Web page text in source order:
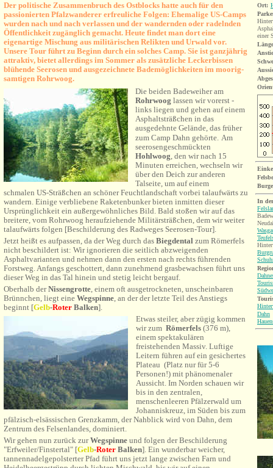
Der politische Zusammenbruch des Ostblocks hatte auch für den
passionierten Pfalzwanderer erfreuliche Folgen: Ehemalige US-Camps
wurden nach und nach verlassen und der wandernden oder radelnden
Öffentlichkeit zugänglich gemacht. Heute findet man dort eine
eigenartige Mischung aus militärischen Relikten und Urwald vor.
Unsere Tour führt zu Beginn durch ein solches Camp. Sie ist ganzjährig
attraktiv, bietet allerdings im Sommer als zusätzliche Leckerbissen
blühende Seerosen und ausgezeichnete Bademöglichkeiten im moorig-
samtigen Rohrwoog.
Die beiden Badeweiher am
Rohrwoog lassen wir vorerst -
links liegen und gehen auf einem
Asphaltsträßchen in das
ausgedehnte Gelände, das früher
zum Camp Dahn gehörte. Am
seerosengeschmückten
Hohlwoog, den wir nach 15
Minuten erreichen, wechseln wir
über den Deich zur anderen
Talseite, um auf einem
schmalen US-Sträßchen an schöner Feuchtlandschaft vorbei talaufwärts zu
wandern. Einige verbliebene Raketenbunker bieten inmitten dieser
Ursprünglichkeit ein außergewöhnliches Bild. Bald stoßen wir auf das
breitere, vom Rohrwoog heraufziehende Militärsträßchen, dem wir weiter
talaufwärts folgen [Beschilderung des Radweges Seerosen-Tour].
Jetzt heißt es aufpassen, da der Weg durch das Biegdental zum Römerfels
nicht beschildert ist: Wir ignorieren die seitlich abzweigenden
Asphaltvarianten und nehmen dann den ersten nach rechts führenden
Forstweg. Anfangs geschottert, dann zunehmend grasbewachsen führt uns
dieser Weg in das Tal hinein und stetig leicht bergauf.
Oberhalb derNissengrotte, einem oft ausgetrockneten, unscheinbaren
Brünnchen, liegt eine Wegspinne, an der der letzte Teil des Anstiegs
beginnt [Gelb-Roter Balken].
Etwas steiler, aber zügig kommen
wir zum Römerfels (376 m),
einem spektakulären
freistehenden Massiv. Luftige
Leitern führen auf ein gesichertes
Plateau (Platz nur für 5-6
Personen!) mit phänomenaler
Aussicht. Im Norden schauen wir
bis in den zentralen,
menschenleeren Pfälzerwald um
Johanniskreuz, im Süden bis zum
pfälzisch-elsässischen Grenzkamm, der Nahblick wird von Dahn, dem
Zentrum des Felsenlandes, dominiert.
Wir gehen nun zurück zurWegspinne und folgen der Beschilderung
"Erfweiler/Finstertal" [Gelb-Roter Balken]. Ein wunderbar weicher,
tannennadelgepolsterter Pfad führt uns jetzt lange zwischen Farn und
Ort:
einer
In
Dahn